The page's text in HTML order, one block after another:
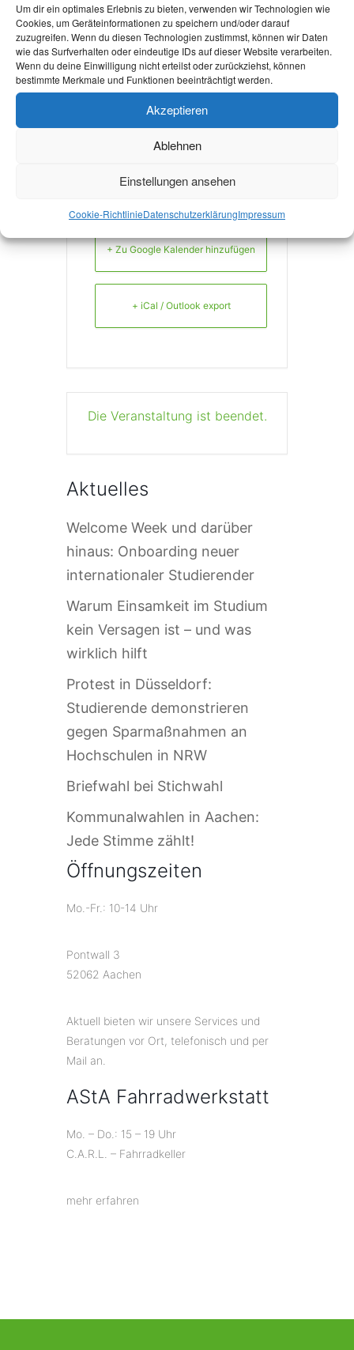
Um dir ein optimales Erlebnis zu bieten, verwenden wir Technologien wie
Cookies, um Geräteinformationen zu speichern und/oder darauf
zuzugreifen. Wenn du diesen Technologien zustimmst, können wir Daten
wie das Surfverhalten oder eindeutige IDs auf dieser Website verarbeiten.
Wenn du deine Einwilligung nicht erteilst oder zurückziehst, können
bestimmte Merkmale und Funktionen beeinträchtigt werden.
Akzeptieren
Ablehnen
Einstellungen ansehen
Cookie-RichtlinieDatenschutzerklärungImpressum
WEBSITE
http://rwth-
aachen.de/sgm
Discord beitreten!
+ Zu Google Kalender hinzufügen
+ iCal / Outlook export
Die Veranstaltung ist beendet.
Aktuelles
Welcome Week und darüber
hinaus: Onboarding neuer
internationaler Studierender
Warum Einsamkeit im Studium
kein Versagen ist – und was
wirklich hilft
Protest in Düsseldorf:
Studierende demonstrieren
gegen Sparmaßnahmen an
Hochschulen in NRW
Briefwahl bei Stichwahl
Kommunalwahlen in Aachen:
Jede Stimme zählt!
Öffnungszeiten
Mo.-Fr.: 10-14 Uhr
Pontwall 3
52062 Aachen
Aktuell bieten wir unsere Services und
Beratungen vor Ort, telefonisch und per
Mail an.
AStA Fahrradwerkstatt
Mo. – Do.: 15 – 19 Uhr
C.A.R.L. – Fahrradkeller
mehr erfahren